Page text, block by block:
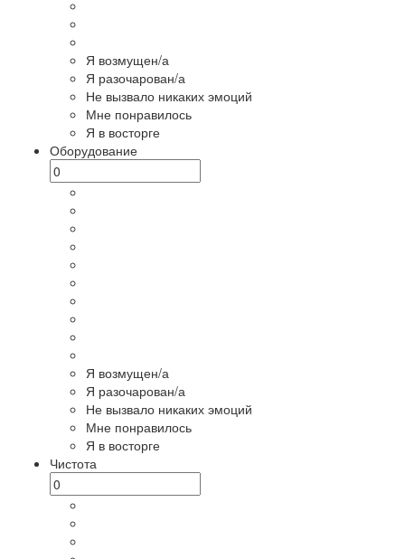
Я возмущен/а
Я разочарован/а
Не вызвало никаких эмоций
Мне понравилось
Я в восторге
Оборудование
Я возмущен/а
Я разочарован/а
Не вызвало никаких эмоций
Мне понравилось
Я в восторге
Чистота